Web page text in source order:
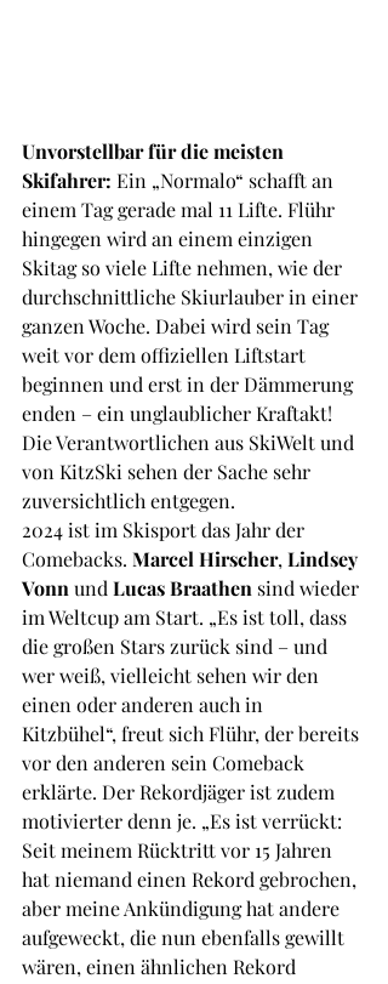
Unvorstellbar für die meisten
Skifahrer: Ein „Normalo“ schafft an
einem Tag gerade mal 11 Lifte. Flühr
hingegen wird an einem einzigen
Skitag so viele Lifte nehmen, wie der
durchschnittliche Skiurlauber in einer
ganzen Woche. Dabei wird sein Tag
weit vor dem offiziellen Liftstart
beginnen und erst in der Dämmerung
enden – ein unglaublicher Kraftakt!
Die Verantwortlichen aus SkiWelt und
von KitzSki sehen der Sache sehr
zuversichtlich entgegen.
2024 ist im Skisport das Jahr der
Comebacks. Marcel Hirscher, Lindsey
Vonn und Lucas Braathen sind wieder
im Weltcup am Start. „Es ist toll, dass
die großen Stars zurück sind – und
wer weiß, vielleicht sehen wir den
einen oder anderen auch in
Kitzbühel“, freut sich Flühr, der bereits
vor den anderen sein Comeback
erklärte. Der Rekordjäger ist zudem
motivierter denn je. „Es ist verrückt:
Seit meinem Rücktritt vor 15 Jahren
hat niemand einen Rekord gebrochen,
aber meine Ankündigung hat andere
aufgeweckt, die nun ebenfalls gewillt
wären, einen ähnlichen Rekord